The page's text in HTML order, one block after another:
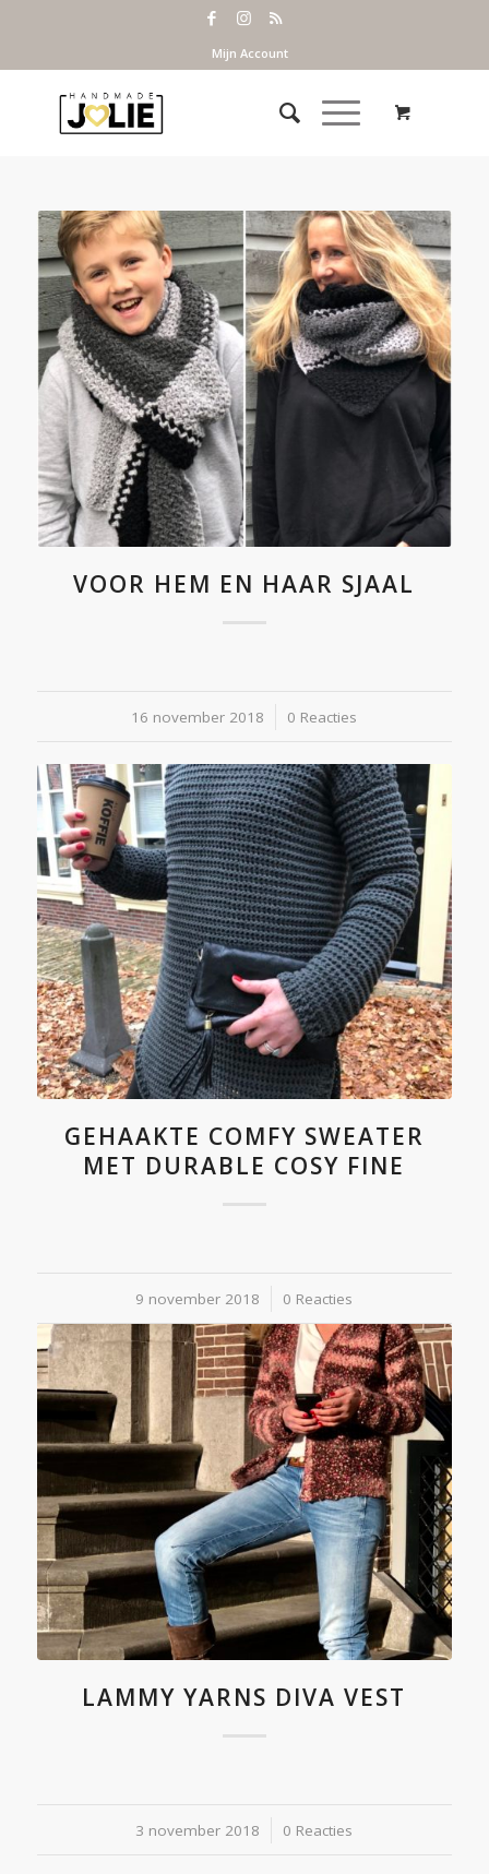
Mijn Account
VOOR HEM EN HAAR SJAAL
16 november 2018
/ 0 Reacties
GEHAAKTE COMFY SWEATER
MET DURABLE COSY FINE
9 november 2018
/ 0 Reacties
LAMMY YARNS DIVA VEST
3 november 2018
/ 0 Reacties